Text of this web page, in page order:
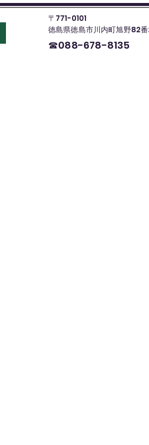
お問い合わせ
〒771-0101
徳島県徳島市川内町旭野82
☎088-678-8135